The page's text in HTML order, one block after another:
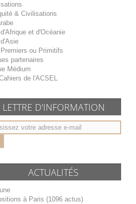
& Civilisations
et d'Océanie
ou Primitifs
partenaires
Médium
de l'ACSEL
LETTRE D'INFORMATION
ACTUALITÉS
à Paris (1096 actus)